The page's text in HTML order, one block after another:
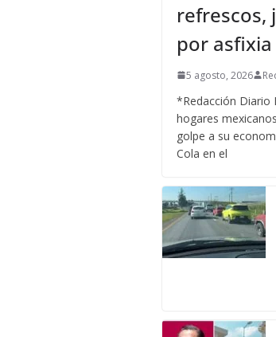
refrescos,
por asfixia
5 agosto, 2026
*Redacción Diario
hogares
golpe a su
Cola en el